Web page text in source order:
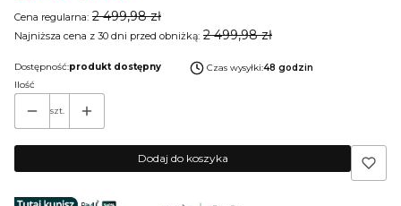
Cena regularna: 2 499,98 zł
Najniższa cena z 30 dni przed obniżką: 2 499,98 zł
Dostępność:produkt dostępny Czas wysyłki:48 godzin
Ilość
szt.
Dodaj do koszyka